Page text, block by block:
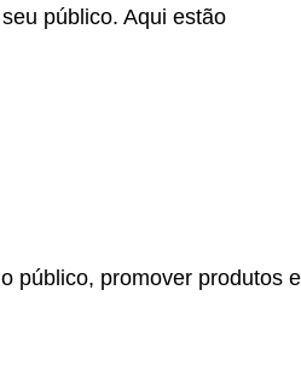
público. Aqui estão
público, promover produtos e